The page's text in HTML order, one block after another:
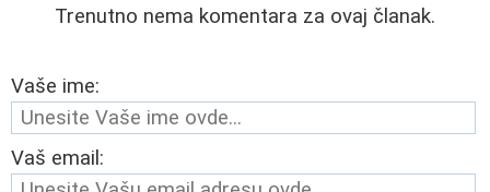
Trenutno nema komentara za ovaj članak.
Vaše ime:
Vaš email: